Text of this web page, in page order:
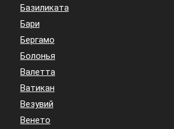
Базиликата
Бари
Бергамо
Болонья
Валетта
Ватикан
Везувий
Венето